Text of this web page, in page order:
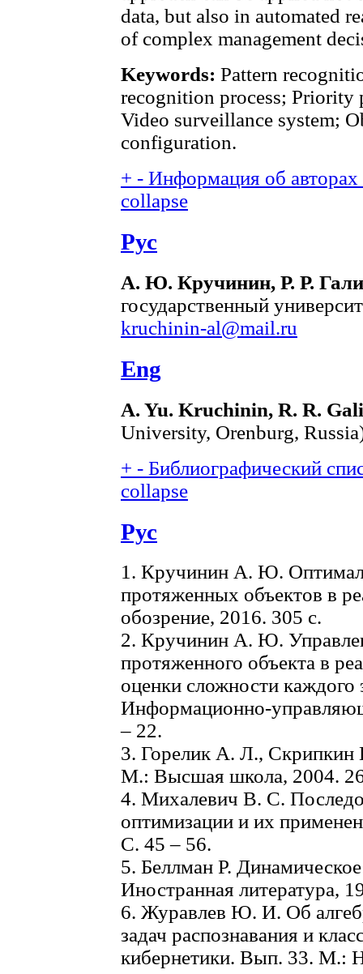
data, but also in automated
of complex management
Keywords: Pattern
recognition process;
Video surveillance system;
configuration.
+ - Информация об
collapse
Рус
А. Ю. Кручинин, Р. Р.
государственный
kruchinin-al@mail.ru
Eng
A. Yu. Kruchinin, R. R.
University, Orenburg,
+ - Библиографический
collapse
Рус
1. Кручинин А. Ю.
протяженных объектов в
обозрение, 2016. 305 с.
2. Кручинин А. Ю.
протяженного объекта в
оценки сложности каждого
Информационно-
– 22.
3. Горелик А. Л.,
М.: Высшая школа, 2004.
4. Михалевич В. С.
оптимизации и их
С. 45 – 56.
5. Беллман Р.
Иностранная литература,
6. Журавлев Ю. И. Об
задач распознавания и
кибернетики. Вып. 33. М.: